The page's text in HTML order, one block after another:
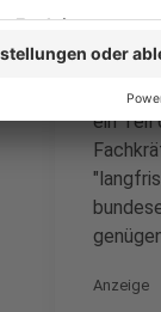
Sollte
Selbst
ein Teil
Anzeige